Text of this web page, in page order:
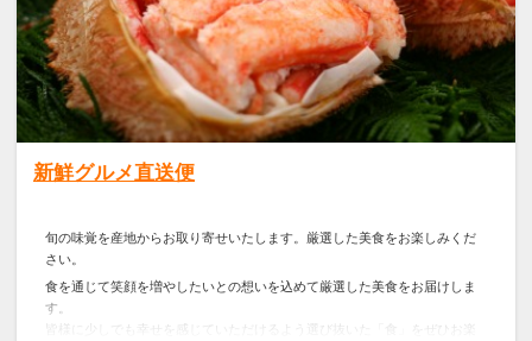
新鮮グルメ直送便
旬の味覚を産地からお取り寄せいたします。厳選した美食をお楽しみくだ
さい。
食を通じて笑顔を増やしたいとの想いを込めて厳選した美食をお届けしま
す。
皆様に少しでも幸せを感じていただけるよう選び抜いた「食」をぜひお楽